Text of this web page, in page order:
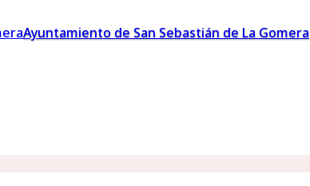
Ayuntamiento de San Sebastián de La Gomera